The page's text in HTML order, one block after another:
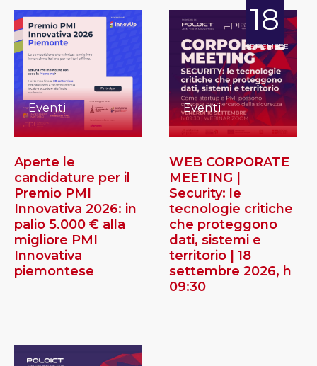
Eventi
Aperte le
candidature per il
Premio PMI
Innovativa 2026: in
palio 5.000 € alla
migliore PMI
Innovativa
piemontese
18
SETTEMBRE
Eventi
WEB CORPORATE
MEETING |
Security: le
tecnologie critiche
che proteggono
dati, sistemi e
territorio | 18
settembre 2026, h
09:30